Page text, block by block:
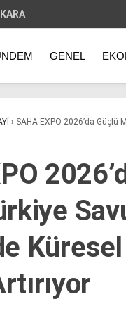
GENEL
› SAHA EXPO 2026’da Güçlü